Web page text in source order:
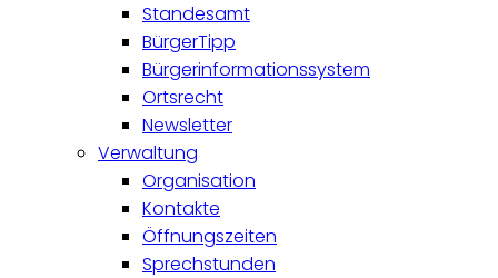
Standesamt
BürgerTipp
Bürgerinformationssystem
Ortsrecht
Newsletter
Verwaltung
Organisation
Kontakte
Öffnungszeiten
Sprechstunden